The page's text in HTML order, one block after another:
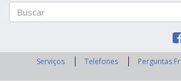
Serviços Telefones Perguntas